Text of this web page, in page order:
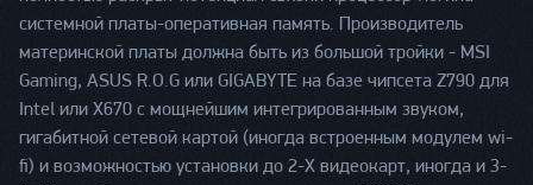
системной платы-оперативная память. Производитель
материнской платы должна быть из большой тройки - MSI
Gaming, ASUS R.O.G или GIGABYTE на базе чипсета Z790 для
Intel или X670 с мощнейшим интегрированным звуком,
гигабитной сетевой картой (иногда встроенным модулем wi-
fi) и возможностью установки до 2-Х видеокарт, иногда и 3-